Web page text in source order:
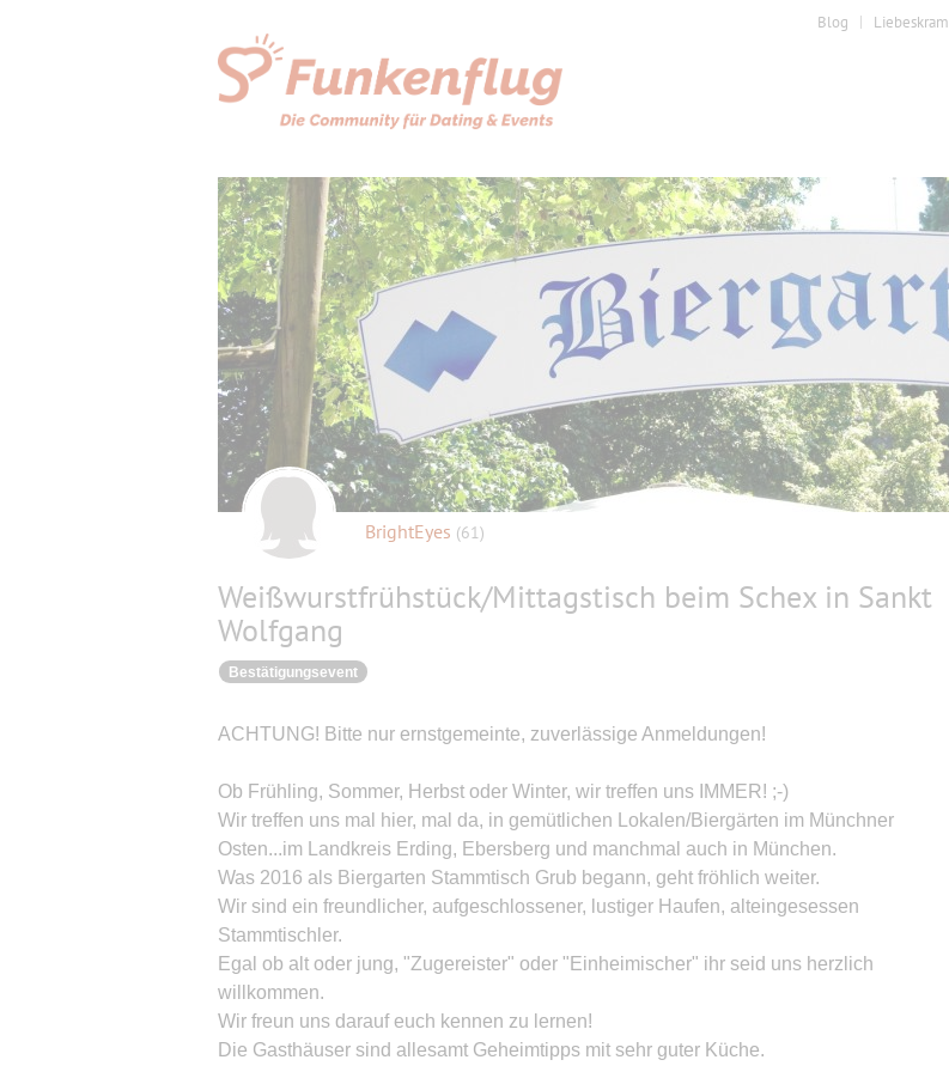
Blog Liebeskram
BrightEyes (61)
Weißwurstfrühstück/Mittagstisch beim Schex in Sankt
Wolfgang
Bestätigungsevent
ACHTUNG! Bitte nur ernstgemeinte, zuverlässige Anmeldungen!
Ob Frühling, Sommer, Herbst oder Winter, wir treffen uns IMMER! ;-)
Wir treffen uns mal hier, mal da, in gemütlichen Lokalen/Biergärten im Münchner
Osten...im Landkreis Erding, Ebersberg und manchmal auch in München.
Was 2016 als Biergarten Stammtisch Grub begann, geht fröhlich weiter.
Wir sind ein freundlicher, aufgeschlossener, lustiger Haufen, alteingesessen
Stammtischler.
Egal ob alt oder jung, "Zugereister" oder "Einheimischer" ihr seid uns herzlich
willkommen.
Wir freun uns darauf euch kennen zu lernen!
Die Gasthäuser sind allesamt Geheimtipps mit sehr guter Küche.